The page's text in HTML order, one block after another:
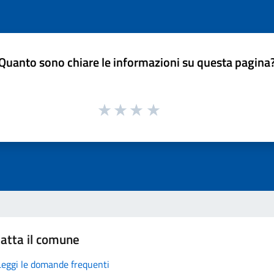
sono chiare le informazioni su questa
il comune
le domande frequenti